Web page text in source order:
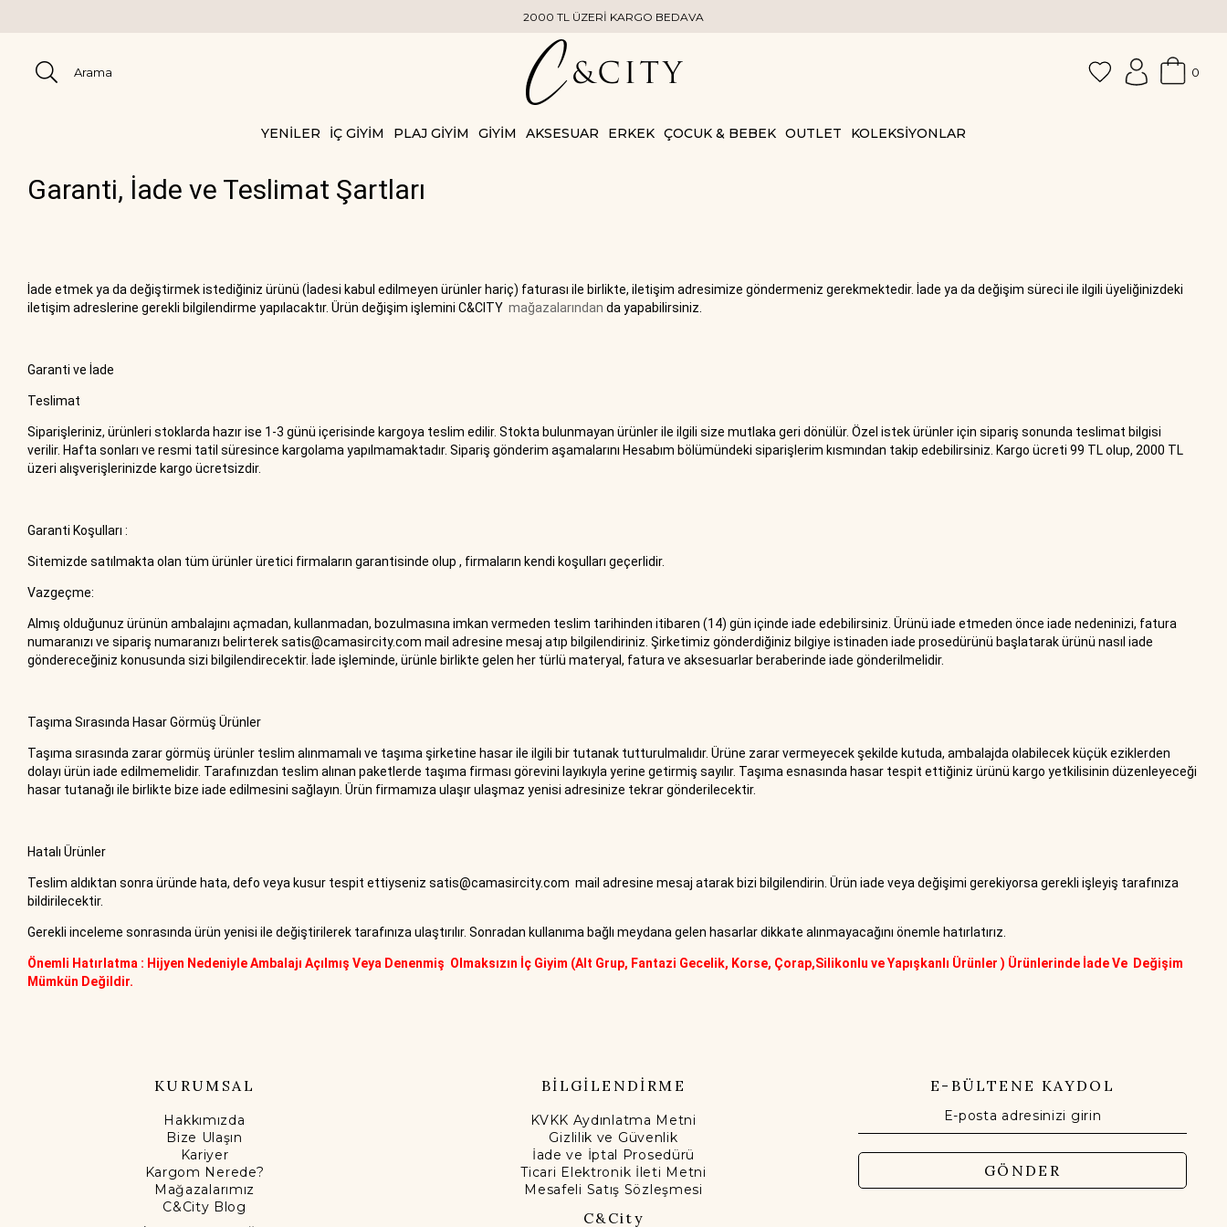
2000 TL ÜZERİ KARGO BEDAVA
0
YENİLER İÇ GİYİM PLAJ GİYİM GİYİM AKSESUAR ERKEK ÇOCUK & BEBEK OUTLET KOLEKSİYONLAR
Garanti, İade ve Teslimat Şartları
İade etmek ya da değiştirmek istediğiniz ürünü (İadesi kabul edilmeyen ürünler hariç) faturası ile birlikte, iletişim adresimize göndermeniz gerekmektedir. İade ya da değişim süreci ile ilgili üyeliğinizdeki
iletişim adreslerine gerekli bilgilendirme yapılacaktır. Ürün değişim işlemini C&CITY mağazalarından da yapabilirsiniz.
Garanti ve İade
Teslimat
Siparişleriniz, ürünleri stoklarda hazır ise 1-3 günü içerisinde kargoya teslim edilir. Stokta bulunmayan ürünler ile ilgili size mutlaka geri dönülür. Özel istek ürünler için sipariş sonunda teslimat bilgisi
verilir. Hafta sonları ve resmi tatil süresince kargolama yapılmamaktadır. Sipariş gönderim aşamalarını Hesabım bölümündeki siparişlerim kısmından takip edebilirsiniz. Kargo ücreti 99 TL olup, 2000 TL
üzeri alışverişlerinizde kargo ücretsizdir.
Garanti Koşulları :
Sitemizde satılmakta olan tüm ürünler üretici firmaların garantisinde olup , firmaların kendi koşulları geçerlidir.
Vazgeçme:
Almış olduğunuz ürünün ambalajını açmadan, kullanmadan, bozulmasına imkan vermeden teslim tarihinden itibaren (14) gün içinde iade edebilirsiniz. Ürünü iade etmeden önce iade nedeninizi, fatura
numaranızı ve sipariş numaranızı belirtereksatis@camasircity.com mail adresine mesaj atıp bilgilendiriniz. Şirketimiz gönderdiğiniz bilgiye istinaden iade prosedürünü başlatarak ürünü nasıl iade
göndereceğiniz konusunda sizi bilgilendirecektir. İade işleminde, ürünle birlikte gelen her türlü materyal, fatura ve aksesuarlar beraberinde iade gönderilmelidir.
Taşıma Sırasında Hasar Görmüş Ürünler
Taşıma sırasında zarar görmüş ürünler teslim alınmamalı ve taşıma şirketine hasar ile ilgili bir tutanak tutturulmalıdır. Ürüne zarar vermeyecek şekilde kutuda, ambalajda olabilecek küçük eziklerden
dolayı ürün iade edilmemelidir. Tarafınızdan teslim alınan paketlerde taşıma firması görevini layıkıyla yerine getirmiş sayılır. Taşıma esnasında hasar tespit ettiğiniz ürünü kargo yetkilisinin düzenleyeceği
hasar tutanağı ile birlikte bize iade edilmesini sağlayın. Ürün firmamıza ulaşır ulaşmaz yenisi adresinize tekrar gönderilecektir.
Hatalı Ürünler
Teslim aldıktan sonra üründe hata, defo veya kusur tespit ettiyseniz satis@camasircity.com mail adresine mesaj atarak bizi bilgilendirin. Ürün iade veya değişimi gerekiyorsa gerekli işleyiş tarafınıza
bildirilecektir.
Gerekli inceleme sonrasında ürün yenisi ile değiştirilerek tarafınıza ulaştırılır. Sonradan kullanıma bağlı meydana gelen hasarlar dikkate alınmayacağını önemle hatırlatırız.
Önemli Hatırlatma : Hijyen Nedeniyle Ambalajı Açılmış Veya Denenmiş Olmaksızın İç Giyim (Alt Grup, Fantazi Gecelik, Korse, Çorap,Silikonlu ve Yapışkanlı Ürünler ) Ürünlerinde İade Ve Değişim
Mümkün Değildir.
KURUMSAL
Hakkımızda
Bize Ulaşın
Kariyer
Kargom Nerede?
Mağazalarımız
C&City Blog
BİLGİLENDİRME
KVKK Aydınlatma Metni
Gizlilik ve Güvenlik
İade ve İptal Prosedürü
Ticari Elektronik İleti Metni
Mesafeli Satış Sözleşmesi
C&City
E-BÜLTENE KAYDOL
GÖNDER